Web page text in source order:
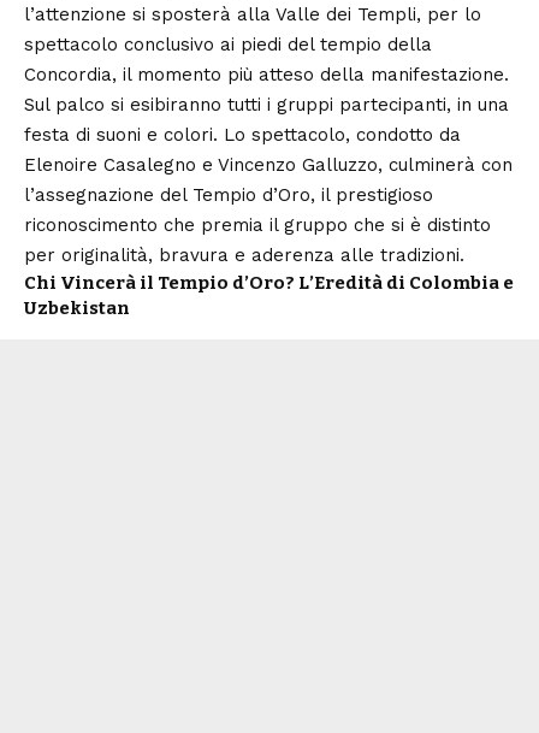
l’attenzione si sposterà alla Valle dei Templi, per lo
spettacolo conclusivo ai piedi del tempio della
Concordia, il momento più atteso della manifestazione.
Sul palco si esibiranno tutti i gruppi partecipanti, in una
festa di suoni e colori. Lo spettacolo, condotto da
Elenoire Casalegno e Vincenzo Galluzzo, culminerà con
l’assegnazione del Tempio d’Oro, il prestigioso
riconoscimento che premia il gruppo che si è distinto
per originalità, bravura e aderenza alle tradizioni.
Chi Vincerà il Tempio d’Oro? L’Eredità di Colombia e
Uzbekistan